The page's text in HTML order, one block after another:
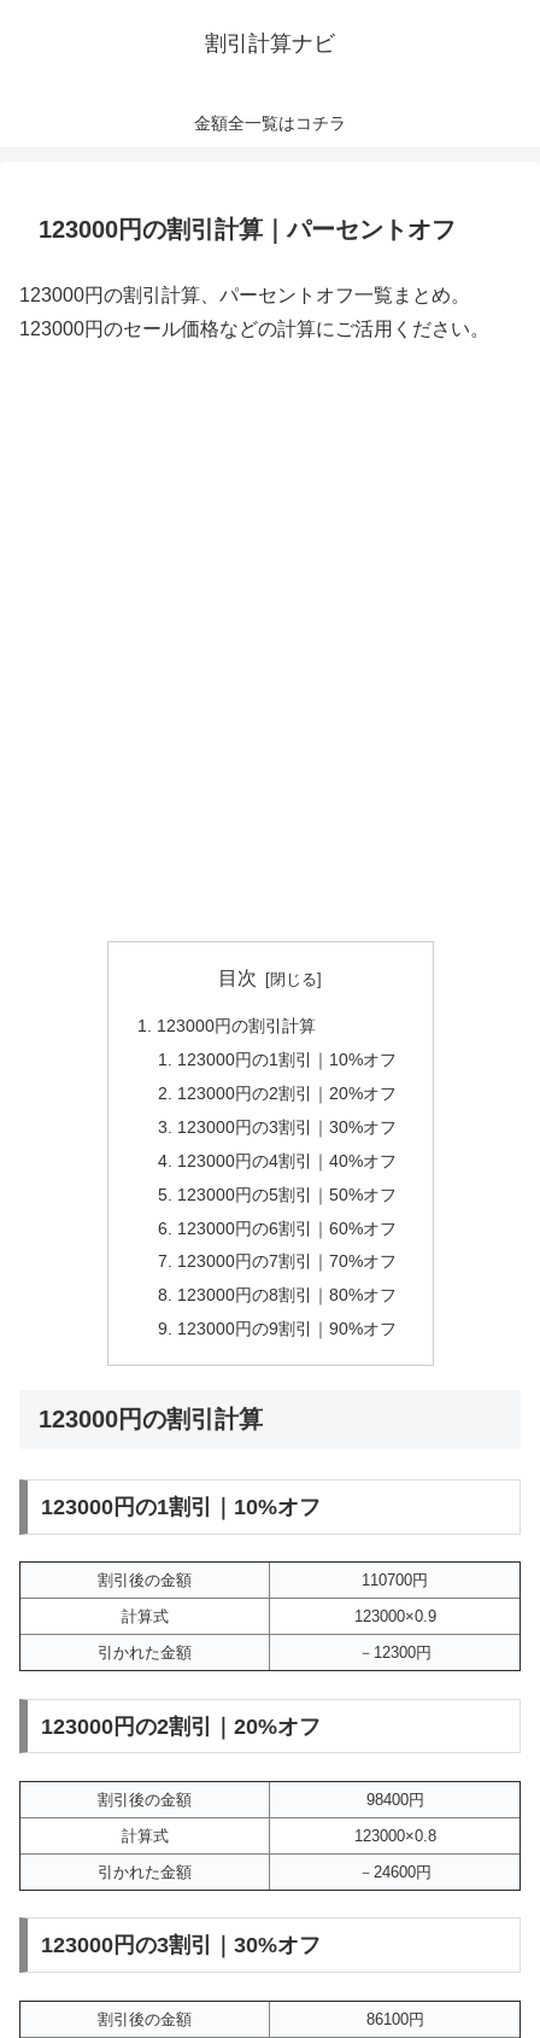
割引計算ナビ
金額全一覧はコチラ
123000円の割引計算｜パーセントオフ
123000円の割引計算、パーセントオフ一覧まとめ。
123000円のセール価格などの計算にご活用ください。
目次
123000円の割引計算
123000円の1割引｜10%オフ
123000円の2割引｜20%オフ
123000円の3割引｜30%オフ
123000円の4割引｜40%オフ
123000円の5割引｜50%オフ
123000円の6割引｜60%オフ
123000円の7割引｜70%オフ
123000円の8割引｜80%オフ
123000円の9割引｜90%オフ
123000円の割引計算
123000円の1割引｜10%オフ
割引後の金額
110700円
計算式
123000×0.9
引かれた金額
－12300円
123000円の2割引｜20%オフ
割引後の金額
98400円
計算式
123000×0.8
引かれた金額
－24600円
123000円の3割引｜30%オフ
割引後の金額
86100円